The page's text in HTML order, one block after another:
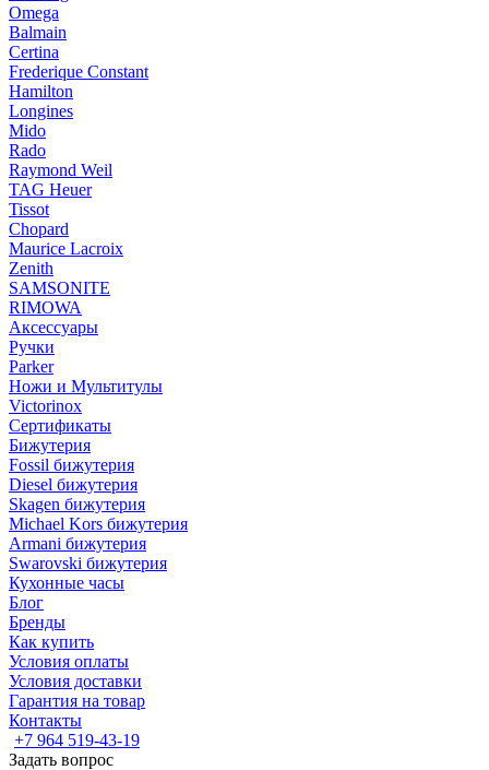
Omega
Balmain
Certina
Frederique Constant
Hamilton
Longines
Mido
Rado
Raymond Weil
TAG Heuer
Tissot
Chopard
Maurice Lacroix
Zenith
SAMSONITE
RIMOWA
Аксессуары
Ручки
Parker
Ножи и Мультитулы
Victorinox
Сертификаты
Бижутерия
Fossil бижутерия
Diesel бижутерия
Skagen бижутерия
Michael Kors бижутерия
Armani бижутерия
Swarovski бижутерия
Кухонные часы
Блог
Бренды
Как купить
Условия оплаты
Условия доставки
Гарантия на товар
Контакты
+7 964 519-43-19
Задать вопрос